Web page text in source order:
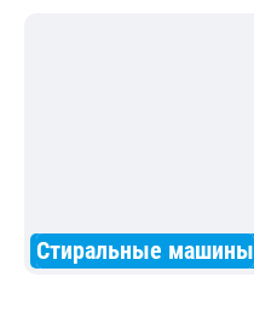
Стиральные машины